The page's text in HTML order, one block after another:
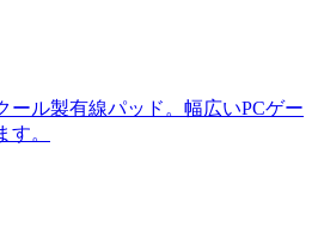
ール製有線パッド。幅広いPCゲー
す。